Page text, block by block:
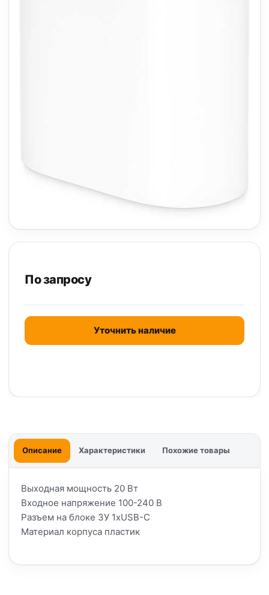
По запросу
Уточнить наличие
Описание Характеристики Похожие товары
Выходная мощность 20 Вт
Входное напряжение 100-240 В
Разъем на блоке ЗУ 1xUSB-C
Материал корпуса пластик